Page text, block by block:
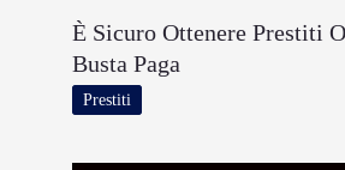
È Sicuro Ottenere Prestiti
Busta Paga
Prestiti